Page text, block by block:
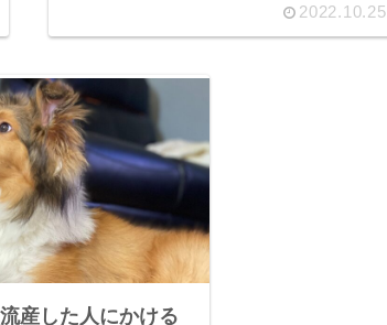
2022.10.25
産した人にかける